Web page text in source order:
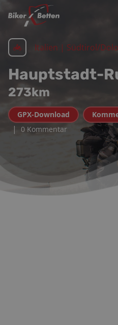
Italien | Südtirol/
Hauptstadt-
273km
GPX-Download
| 0 Kommentar